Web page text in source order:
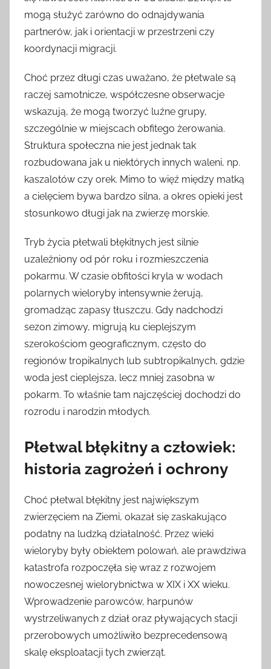
mogą służyć zarówno do odnajdywania
partnerów, jak i orientacji w przestrzeni czy
koordynacji migracji.
Choć przez długi czas uważano, że płetwale są
raczej samotnicze, współczesne obserwacje
wskazują, że mogą tworzyć luźne grupy,
szczególnie w miejscach obfitego żerowania.
Struktura społeczna nie jest jednak tak
rozbudowana jak u niektórych innych waleni, np.
kaszalotów czy orek. Mimo to więź między matką
a cielęciem bywa bardzo silna, a okres opieki jest
stosunkowo długi jak na zwierzę morskie.
Tryb życia płetwali błękitnych jest silnie
uzależniony od pór roku i rozmieszczenia
pokarmu. W czasie obfitości kryla w wodach
polarnych wieloryby intensywnie żerują,
gromadząc zapasy tłuszczu. Gdy nadchodzi
sezon zimowy, migrują ku cieplejszym
szerokościom geograficznym, często do
regionów tropikalnych lub subtropikalnych, gdzie
woda jest cieplejsza, lecz mniej zasobna w
pokarm. To właśnie tam najczęściej dochodzi do
rozrodu i narodzin młodych.
Płetwal błękitny a człowiek:
historia zagrożeń i ochrony
Choć płetwal błękitny jest największym
zwierzęciem na Ziemi, okazał się zaskakująco
podatny na ludzką działalność. Przez wieki
wieloryby były obiektem polowań, ale prawdziwa
katastrofa rozpoczęła się wraz z rozwojem
nowoczesnej wielorybnictwa w XIX i XX wieku.
Wprowadzenie parowców, harpunów
wystrzeliwanych z dział oraz pływających stacji
przerobowych umożliwiło bezprecedensową
skalę eksploatacji tych zwierząt.